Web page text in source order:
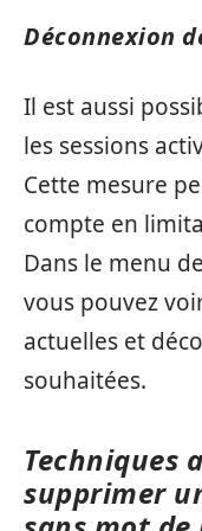
Déconnexion
Il est aussi
les sessions
Cette mesure
compte en
Dans le menu
vous pouvez
actuelles et
souhaitées.
Techniques
supprimer